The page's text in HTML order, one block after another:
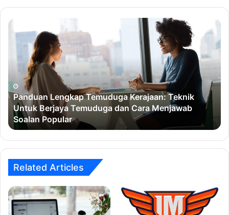
Kerajaan: Teknik
Cara Menjawab
6
Angka
Dengan
Ejen
Hartanah
Buat 5-6 Angka Dengan Jadi
Related Articles